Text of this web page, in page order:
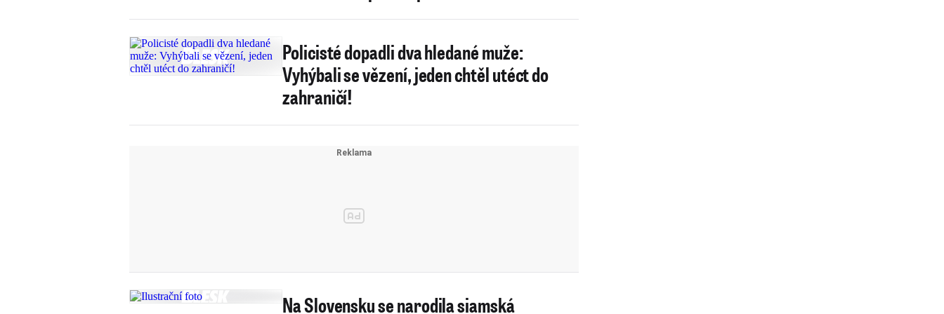
Policisté dopadli dva hledané muže:
Vyhýbali se vězení, jeden chtěl utéct do
zahraničí!
Na Slovensku se narodila siamská